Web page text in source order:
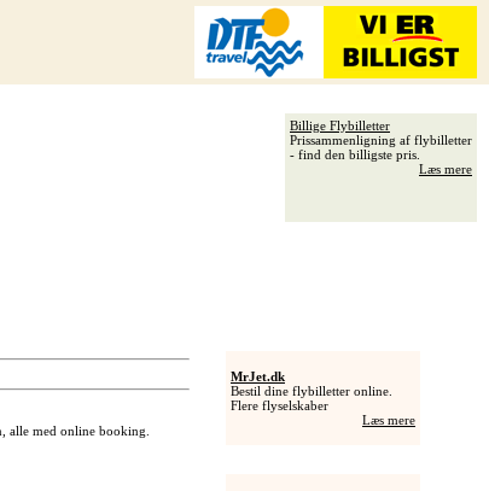
Billige Flybilletter
Prissammenligning af flybilletter
- find den billigste pris.
Læs mere
alle med online booking.
MrJet.dk
Bestil dine flybilletter online.
Flere flyselskaber
Læs mere